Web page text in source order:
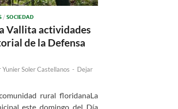
/ SOCIEDAD
Vallita actividades
de la Defensa
Yunier Soler Castellanos - Dejar
rural floridanaLa
este domingo del Día